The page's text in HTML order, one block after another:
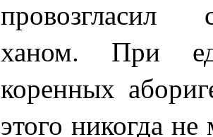
провозгласил
ханом. При
коренных
этого никогда